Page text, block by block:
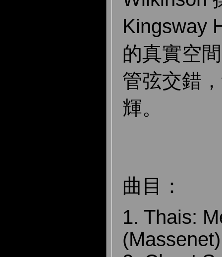
Kingsway
的真實空
管弦交錯
輝。
曲目：
1. Thais: